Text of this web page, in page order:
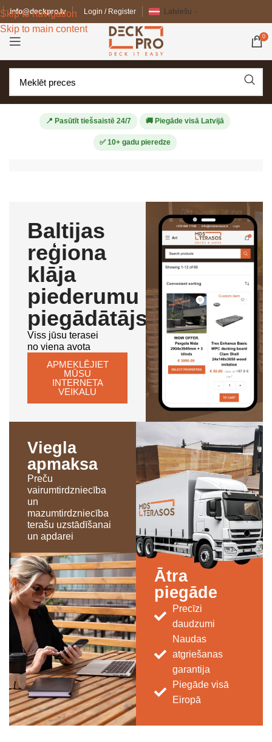
Skip to navigation
Skip to main content
info@deckpro.lv Login / Register Latviešu
0
📍 Pasūtīt tiešsaistē 24/7 🚚 Piegāde visā Latvijā
✅ 10+ gadu pieredze
Baltijas
reģiona
klāja
piederumu
piegādātājs
Viss jūsu terasei
no viena avota
APMEKLĒJIET
MŪSU
INTERNETA
VEIKALU
Viegla
apmaksa
Preču
vairumtirdzniecība
un
mazumtirdzniecība
terašu uzstādīšanai
un apdarei
Ātra
piegāde
Precīzi
daudzumi
Naudas
atgriešanas
garantija
Piegāde visā
Eiropā